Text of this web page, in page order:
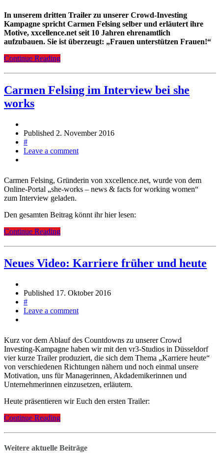
In unserem dritten Trailer zu unserer Crowd-Investing
Kampagne spricht Carmen Felsing selber und erläutert ihre
Motive, xxcellence.net seit 10 Jahren ehrenamtlich
aufzubauen. Sie ist überzeugt: „Frauen unterstützen Frauen!“
Continue Reading
Carmen Felsing im Interview bei she
works
Published 2. November 2016
#
Leave a comment
Carmen Felsing, Gründerin von xxcellence.net, wurde von dem
Online-Portal „she-works – news & facts for working women“
zum Interview geladen.
Den gesamten Beitrag könnt ihr hier lesen:
Continue Reading
Neues Video: Karriere früher und heute
Published 17. Oktober 2016
#
Leave a comment
Kurz vor dem Ablauf des Countdowns zu unserer Crowd
Investing-Kampagne haben wir mit den vr3-Studios in Düsseldorf
vier kurze Trailer produziert, die sich dem Thema „Karriere heute“
von verschiedenen Richtungen nähern und noch einmal unsere
Motivation, uns für Managerinnen, Akdademikerinnen und
Unternehmerinnen einzusetzen, erläutern.
Heute präsentieren wir Euch den ersten Trailer:
Continue Reading
Weitere aktuelle Beiträge